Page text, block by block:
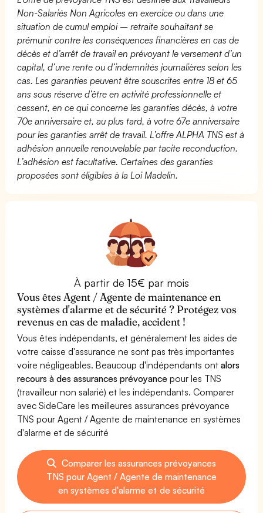
Non-Salariés Non Agricoles en exercice ou dans une
situation de cumul emploi – retraite souhaitant se
prémunir contre les conséquences financières en cas de
décès et d’arrêt de travail en prévoyant le versement d’un
capital, d’une rente ou d’indemnités journalières selon les
cas. Les garanties peuvent être souscrites entre 18 et 65
ans sous réserve d’être en activité professionnelle et
cessent, en ce qui concerne les garanties décès, à votre
70e anniversaire et, au plus tard, à votre 67e anniversaire
pour les garanties arrêt de travail. L’offre ALPHA TNS est à
adhésion annuelle renouvelable par tacite reconduction.
L’adhésion est facultative. Certaines des garanties
proposées sont éligibles à la Loi Madelin.
À partir de 15€ par mois
Vous êtes Agent / Agente de maintenance en
systèmes d'alarme et de sécurité ? Protégez vos
revenus en cas de maladie, accident !
Vous êtes indépendants, et généralement les aides de
votre caisse d'assurance ne sont pas très importantes
voire négligeables. Beaucoup d'indépendants ontalors
recours à des assurances prévoyance pour les TNS
(travailleur non salarié) et les indépendants. Comparer
avec SideCare les meilleures assurances prévoyance
TNS pour Agent / Agente de maintenance en systèmes
d'alarme et de sécurité
Comparer les assurances prévoyances
TNS pour Agent / Agente de maintenance
en systèmes d'alarme et de sécurité